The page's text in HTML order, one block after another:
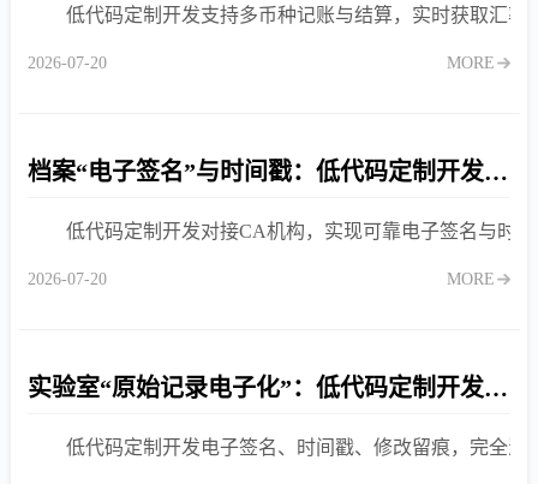
低代码定制开发支持多币种记账与结算，实时获取汇率
2026-07-20 MORE
档案“电子签名”与时间戳：低代码定制开发在合规应用中的实践
低代码定制开发对接CA机构，实现可靠电子签名与时
2026-07-20 MORE
实验室“原始记录电子化”：低代码定制开发中的签名合规性与审计追踪
低代码定制开发电子签名、时间戳、修改留痕，完全满